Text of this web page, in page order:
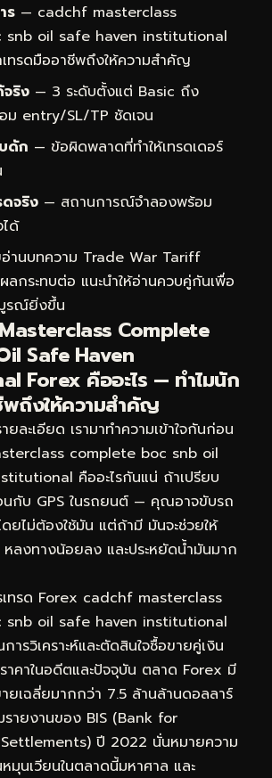
ร — cadchf masterclass
snb oil safe haven institutional
เทรดมืออาชีพถึงให้ความสำคัญ
ริง — 3 ระดับตั้งแต่ Basic ถึง
ม entry/SL/TP ชัดเจน
ดัก — ข้อผิดพลาดที่ทำให้เทรดเดอร์
จริง — สถานการณ์จำลองพร้อม
ด้
านบทความ Trade War Tariff
ลกระทบต่อ แนะนำให้อ่านควบคู่กันเพื่อ
บูรณ์ยิ่งขึ้น
Complete
Safe Haven
Forex คืออะไร — ทำไมนัก
พถึงให้ความสำคัญ
ยละเอียด เรามาทำความเข้าใจกันก่อน
complete boc snb oil
คืออะไรกันแน่ ถ้าเปรียบ
นกับ GPS ในรถยนต์ — คุณอาจขับรถ
ยไม่ต้องใช้มัน แต่ถ้ามี มันจะช่วยให้
ลงทางน้อยลง และประหยัดน้ำมันมาก
เทรด Forex cadchf masterclass
snb oil safe haven institutional
ารวิเคราะห์และตัดสินใจซื้อขายคู่เงิน
าคาในอดีตและปัจจุบัน ตลาด Forex มี
ยเฉลี่ยมากกว่า 7.5 ล้านล้านดอลลาร์
ายงานของ BIS (Bank for
ปี 2022 นั่นหมายความ
มุนเวียนในตลาดนี้มหาศาล และ